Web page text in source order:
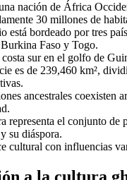
nación de África
30 millones de
está bordeado por tres
Faso y Togo.
costa sur en el golfo de
es de 239,460 km²,
ancestrales coexisten
representa el conjunto de
su diáspora.
cultural con influencias